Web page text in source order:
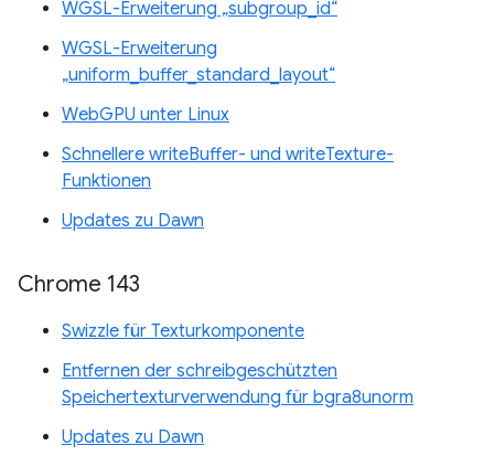
WGSL-Erweiterung „subgroup_id“
WGSL-Erweiterung
„uniform_buffer_standard_layout“
WebGPU unter Linux
Schnellere writeBuffer- und writeTexture-
Funktionen
Updates zu Dawn
Chrome 143
Swizzle für Texturkomponente
Entfernen der schreibgeschützten
Speichertexturverwendung für bgra8unorm
Updates zu Dawn